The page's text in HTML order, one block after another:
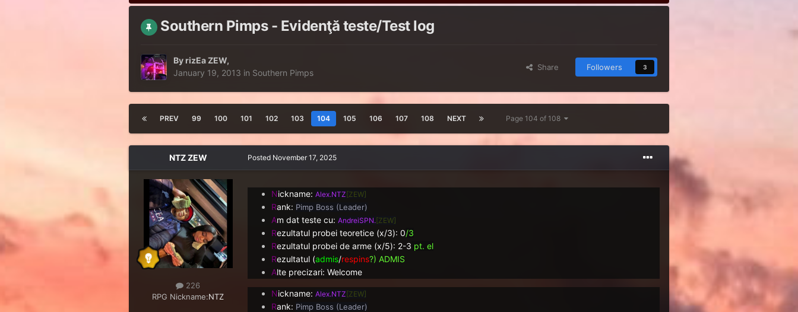
Southern Pimps - Evidenţă teste/Test log
By rizEa ZEW,
January 19, 2013 in Southern Pimps
Share Followers 3
PREV 99 100 101 102 103 104 105 106 107 108 NEXT Page 104 of 108
NTZ ZEW
226
RPG Nickname:NTZ
Posted November 17, 2025
Nickname: Alex.NTZ [ZEW]
Rank: Pimp Boss (Leader)
Am dat teste cu: AndreiSPN. [ZEW]
Rezultatul probei teoretice (x/3): 0/3
Rezultatul probei de arme (x/5): 2-3 pt. el
Rezultatul (admis/respins?) ADMIS
Alte precizari: Welcome
Nickname: Alex.NTZ [ZEW]
Rank: Pimp Boss (Leader)